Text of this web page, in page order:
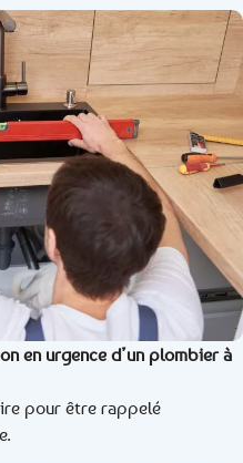
en urgence d’un plombier à
pour être rappelé